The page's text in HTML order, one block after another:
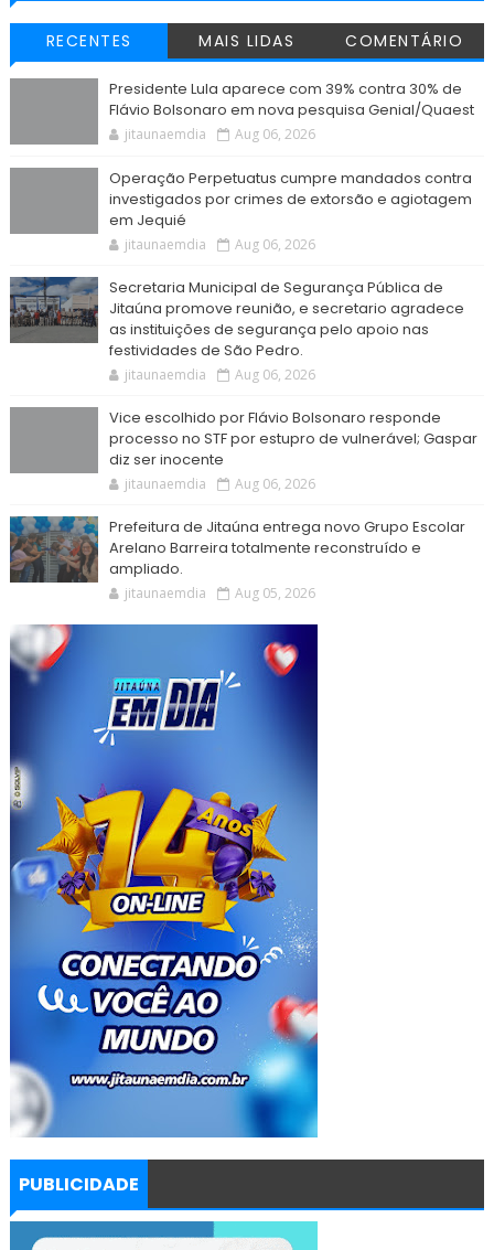
RECENTES MAIS LIDAS COMENTÁRIO
Presidente Lula aparece com 39% contra 30% de
Flávio Bolsonaro em nova pesquisa Genial/Quaest
jitaunaemdia Aug 06, 2026
Operação Perpetuatus cumpre mandados contra
investigados por crimes de extorsão e agiotagem
em Jequié
jitaunaemdia Aug 06, 2026
Secretaria Municipal de Segurança Pública de
Jitaúna promove reunião, e secretario agradece
as instituições de segurança pelo apoio nas
festividades de São Pedro.
jitaunaemdia Aug 06, 2026
Vice escolhido por Flávio Bolsonaro responde
processo no STF por estupro de vulnerável; Gaspar
diz ser inocente
jitaunaemdia Aug 06, 2026
Prefeitura de Jitaúna entrega novo Grupo Escolar
Arelano Barreira totalmente reconstruído e
ampliado.
jitaunaemdia Aug 05, 2026
PUBLICIDADE